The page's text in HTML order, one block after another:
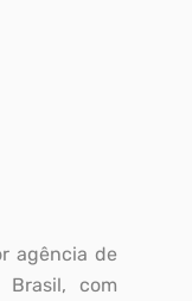
agência de
com